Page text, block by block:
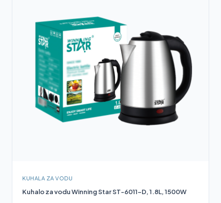
KUHALA ZA VODU
Kuhalo za vodu Winning Star ST-6011-D, 1.8L, 1500W